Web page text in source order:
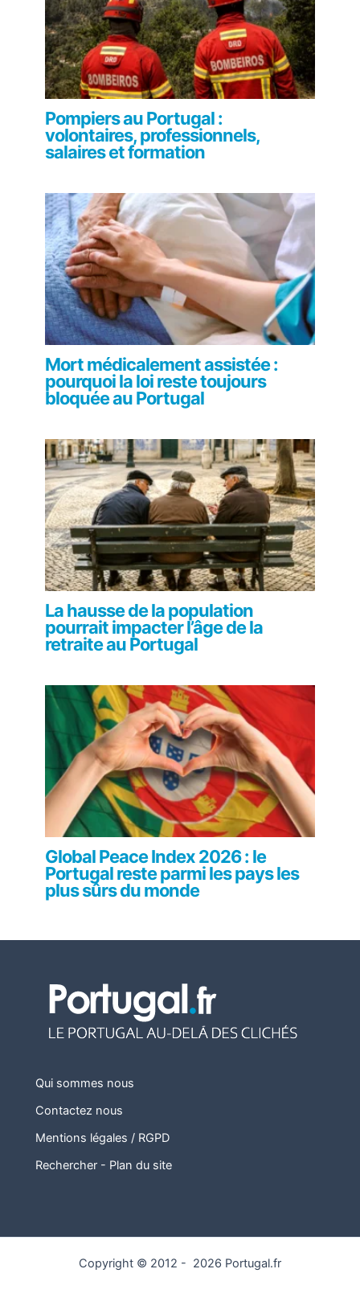
Pompiers au Portugal :
volontaires, professionnels,
salaires et formation
Mort médicalement assistée :
pourquoi la loi reste toujours
bloquée au Portugal
La hausse de la population
pourrait impacter l’âge de la
retraite au Portugal
Global Peace Index 2026 : le
Portugal reste parmi les pays les
plus sûrs du monde
Qui sommes nous
Contactez nous
Mentions légales / RGPD
Rechercher- Plan du site
Copyright © 2012 - 2026 Portugal.fr